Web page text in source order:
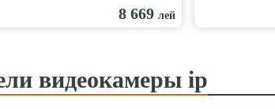
8 669 лей
видеокамеры ip